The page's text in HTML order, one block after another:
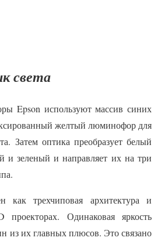
света
Epson используют массив синих
желтый люминофор для
Затем оптика преобразует белый
и зеленый и направляет их на три
как трехчиповая архитектура и
проекторах. Одинаковая яркость
из их главных плюсов. Это связано